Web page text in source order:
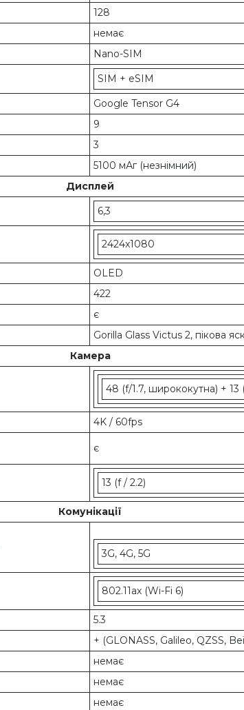
128
немає
Nano-SIM
SIM + eSIM
Google Tensor G4
9
3
5100 мАг (незнімний)
Дисплей
6,3
2424x1080
OLED
422
є
Gorilla Glass Victus 2, пікова
Камера
48 (f/1.7, ширококутна) + 13
4K / 60fps
є
13 (f / 2.2)
Комунікації
3G, 4G, 5G
802.11ax (Wi-Fi 6)
5.3
+ (GLONASS, Galileo, QZSS,
немає
немає
немає